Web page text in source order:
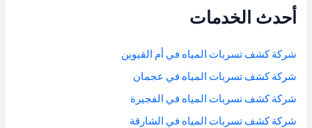
أحدث الخدمات
شركة كشف تسربات المياه في أم القيوين
شركة كشف تسربات المياه في عجمان
شركة كشف تسربات المياه في الفجيرة
شركة كشف تسربات المياه في الشارقة